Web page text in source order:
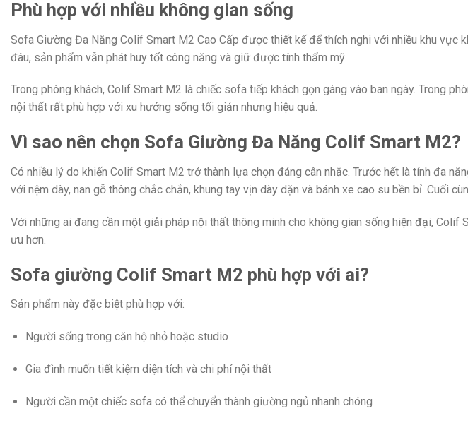
Phù hợp với nhiều không gian sống
Sofa Giường Đa Năng Colif Smart M2 Cao Cấp được thiết kế để thích nghi với nhiều khu vực
đâu, sản phẩm vẫn phát huy tốt công năng và giữ được tính thẩm mỹ.
Trong phòng khách, Colif Smart M2 là chiếc sofa tiếp khách gọn gàng vào ban ngày. Trong
nội thất rất phù hợp với xu hướng sống tối giản nhưng hiệu quả.
Vì sao nên chọn Sofa Giường Đa Năng Colif Smart M2?
Có nhiều lý do khiến Colif Smart M2 trở thành lựa chọn đáng cân nhắc. Trước hết là tính đa
với nệm dày, nan gỗ thông chắc chắn, khung tay vịn dày dặn và bánh xe cao su bền bỉ. Cuối
Với những ai đang cần một giải pháp nội thất thông minh cho không gian sống hiện đại,
ưu hơn.
Sofa giường Colif Smart M2 phù hợp với ai?
Sản phẩm này đặc biệt phù hợp với:
Người sống trong căn hộ nhỏ hoặc studio
Gia đình muốn tiết kiệm diện tích và chi phí nội thất
Người cần một chiếc sofa có thể chuyển thành giường ngủ nhanh chóng